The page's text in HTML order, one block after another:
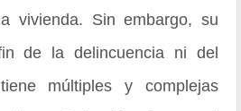
vivienda. Sin embargo, su
de la delincuencia ni del
múltiples y complejas